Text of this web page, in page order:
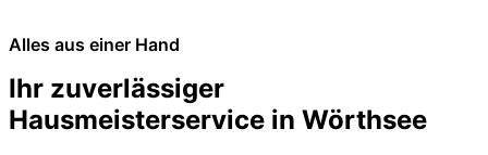
Alles aus einer Hand
Ihr zuverlässiger
Hausmeisterservice in Wörthsee